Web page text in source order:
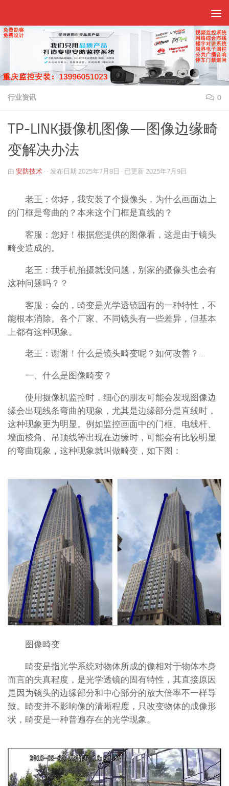
行业资讯 0
TP-LINK摄像机图像—图像边缘畸
变解决办法
由 安防技术 · · 发布日期 2025年7月8日 · 已更新 2025年7月9日
老王：你好，我安装了个摄像头，为什么画面边上
的门框是弯曲的？本来这个门框是直线的？
客服：您好！根据您提供的图像看，这是由于镜头
畸变造成的。
老王：我手机拍摄就没问题，别家的摄像头也会有
这种问题吗？？
客服：会的，畸变是光学透镜固有的一种特性，不
能根本消除。各个厂家、不同镜头有一些差异，但基本
上都有这种现象。
老王：谢谢！什么是镜头畸变呢？如何改善？…
一、什么是图像畸变？
使用摄像机监控时，细心的朋友可能会发现图像边
缘会出现线条弯曲的现象，尤其是边缘部分是直线时，
这种现象更为明显。例如监控画面中的门框、电线杆、
墙面棱角、吊顶线等出现在边缘时，可能会有比较明显
的弯曲现象，这种现象就叫做畸变，如下图：
图像畸变
畸变是指光学系统对物体所成的像相对于物体本身
而言的失真程度，是光学透镜的固有特性，其直接原因
是因为镜头的边缘部分和中心部分的放大倍率不一样导
致。畸变并不影响像的清晰程度，只改变物体的成像形
状，畸变是一种普遍存在的光学现象。